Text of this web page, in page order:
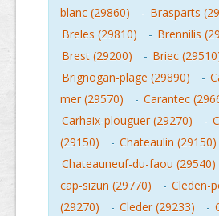
blanc (29860)
- Brasparts
Breles (29810)
- Brennilis
Brest (29200)
- Briec
Brignogan-plage (29890)
-
mer (29570)
- Carantec
Carhaix-plouguer (29270)
-
(29150)
- Chateaulin (29150)
Chateauneuf-du-faou (29540)
cap-sizun (29770)
- Cleden-
(29270)
- Cleder (29233) -